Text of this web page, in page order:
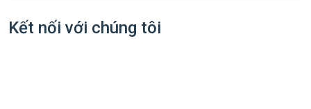
Kết nối với chúng tôi